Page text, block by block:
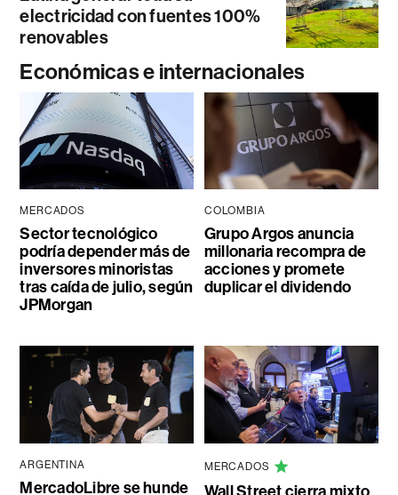
electricidad con fuentes 100%
renovables
Económicas e internacionales
MERCADOS
Sector tecnológico
podría depender más de
inversores minoristas
tras caída de julio, según
JPMorgan
COLOMBIA
Grupo Argos anuncia
millonaria recompra de
acciones y promete
duplicar el dividendo
ARGENTINA
MercadoLibre se hunde
MERCADOS